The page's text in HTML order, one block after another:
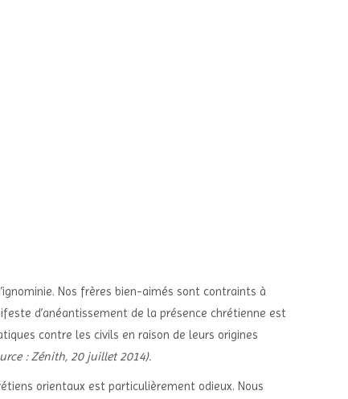
Nos frères bien-aimés sont contraints à
d’anéantissement de la présence chrétienne est
contre les civils en raison de leurs origines
: Zénith, 20 juillet 2014).
orientaux est particulièrement odieux. Nous